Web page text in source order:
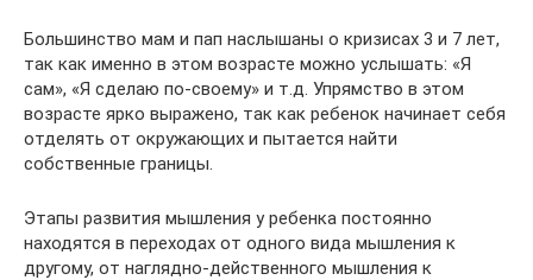
Большинство мам и пап наслышаны о кризисах 3 и 7 лет,
так как именно в этом возрасте можно услышать: «Я
сам», «Я сделаю по-своему» и т.д. Упрямство в этом
возрасте ярко выражено, так как ребенок начинает себя
отделять от окружающих и пытается найти
собственные границы.
Этапы развития мышления у ребенка постоянно
находятся в переходах от одного вида мышления к
другому, от наглядно-действенного мышления к